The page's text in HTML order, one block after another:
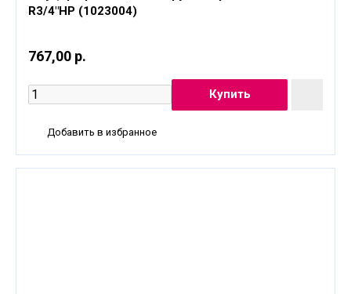
R3/4"НР (1023004)
767,00 р.
Добавить в избранное